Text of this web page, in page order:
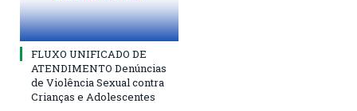
FLUXO UNIFICADO DE
ATENDIMENTO Denúncias
de Violência Sexual contra
Crianças e Adolescentes